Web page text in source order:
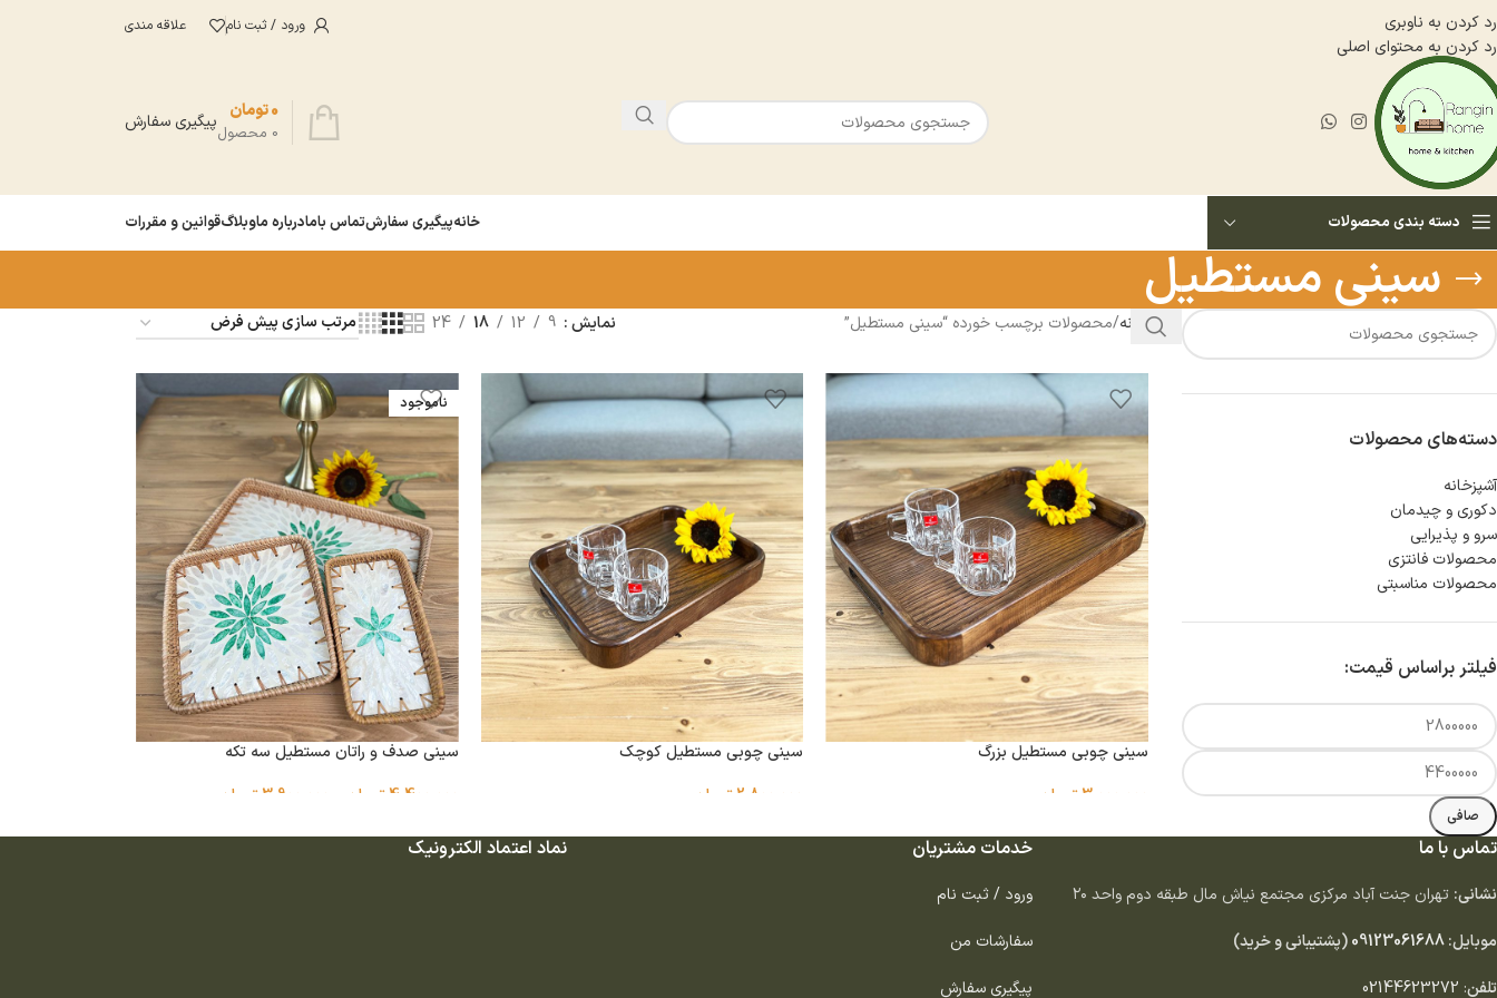
رد کردن به ناوبری
رد کردن به محتوای اصلی
ورود / ثبت نام علاقه مندی
0 محصول
0تومان پیگیری سفارش
دسته بندی محصولات خانهپیگیری سفارشتماس بامادرباره ماوبلاگقوانین و مقررات
سینی مستطیل
دسته‌های محصولات
آشپزخانه
دكورى و چيدمان
سرو و پذيرايى
محصولات فانتزی
محصولات مناسبتی
فیلتر براساس قیمت:
صافی
خانه محصولات برچسب خورده “سینی مستطیل” نمایش 9
12
18
24
سینی چوبی مستطیل بزرگ
3,000,000تومان
سینی چوبی مستطیل کوچک
2,800,000تومان
ناموجود
سینی صدف و راتان مستطیل سه تکه
4,400,000 تومان 3,900,000 تومان
تماس با ما
نشانی: تهران جنت آباد مركزى مجتمع نياش مال طبقه دوم واحد ٢٠
موبایل:09123061688(پشتیبانی و خرید)
تلفن:
02144623272
خدمات مشتریان
ورود / ثبت نام
سفارشات من
پیگیری سفارش
نماد اعتماد الکترونیک